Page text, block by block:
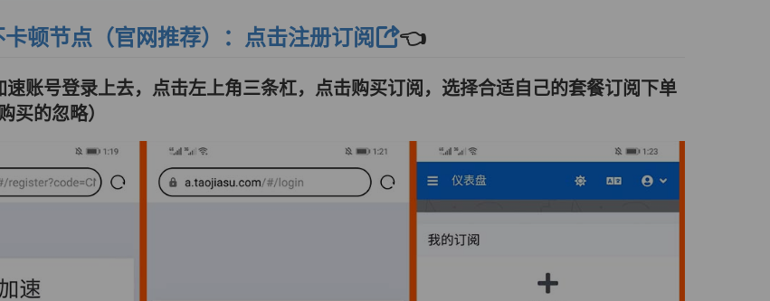
顿节点（官网推荐）：点击注册订阅 👈
速账号登录上去，点击左上角三条杠，点击购买订阅，选择合适自己的套餐订阅下单
买的忽略）